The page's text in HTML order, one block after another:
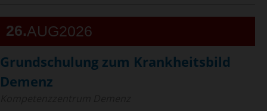
26 AUG2026
Grundschulung zum Krankheitsbild
Demenz